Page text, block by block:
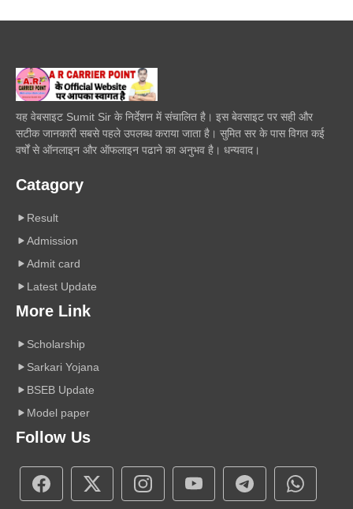
यह वेबसाइट Sumit Sir के निर्देशन में संचालित है। इस बेवसाइट पर सही और
सटीक जानकारी सबसे पहले उपलब्ध कराया जाता है। सुमित सर के पास विगत कई
वर्षों से ऑनलाइन और ऑफलाइन पढाने का अनुभव है। धन्यवाद।
Catagory
Result
Admission
Admit card
Latest Update
More Link
Scholarship
Sarkari Yojana
BSEB Update
Model paper
Follow Us